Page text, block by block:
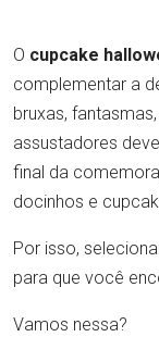
O cupcake
complementar a
bruxas,
assustadores
final da
docinhos e
Por isso,
para que você
Vamos nessa?